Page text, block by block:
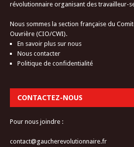
révolutionnaire organisant des travailleur-
Nous sommes la section française du
Ouvrière (CIO/CWI).
En savoir plus sur nous
Nous contacter
Politique de confidentialité
CONTACTEZ-NOUS
Pour nous joindre :
contact@gaucherevolutionnaire.fr